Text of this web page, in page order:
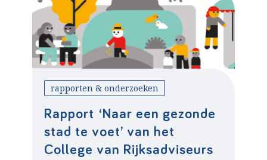
rapporten & onderzoeken
Rapport ‘Naar een gezonde
stad te voet’ van het
College van Rijksadviseurs